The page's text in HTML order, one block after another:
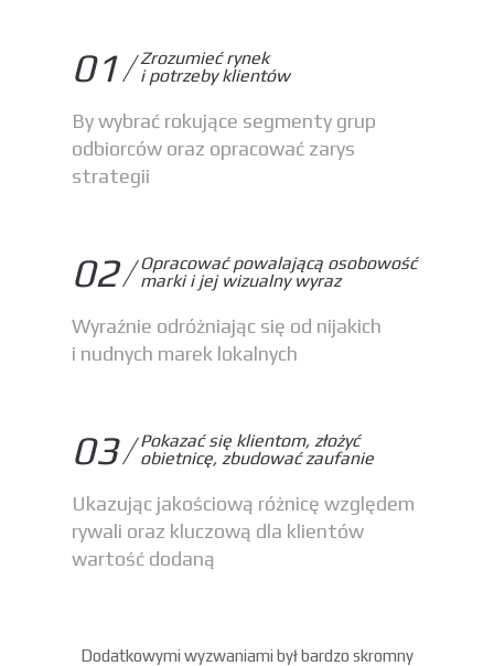
01
Zrozumieć rynek
i potrzeby klientów
By wybrać rokujące segmenty grup
odbiorców oraz opracować zarys
strategii
02
Opracować powalającą osobowość
marki i jej wizualny wyraz
Wyraźnie odróżniając się od nijakich
i nudnych marek lokalnych
03
Pokazać się klientom, złożyć
obietnicę, zbudować zaufanie
Ukazując jakościową różnicę względem
rywali oraz kluczową dla klientów
wartość dodaną
Dodatkowymi wyzwaniami był bardzo skromny